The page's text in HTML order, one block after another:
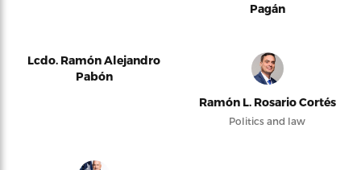
Pagán
Lcdo. Ramón Alejandro
Pabón
Ramón L. Rosario Cortés
Politics and law